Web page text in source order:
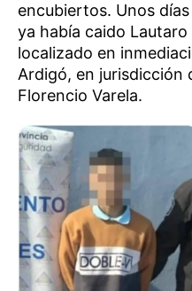
encubiertos. Unos
ya había caido
localizado en
Ardigó, en jurisdicción
Florencio Varela.